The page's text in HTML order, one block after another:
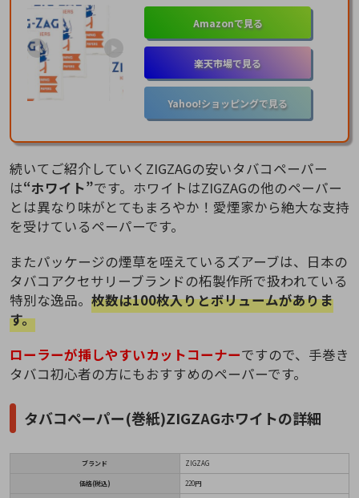
Amazonで見る
楽天市場で見る
Yahoo!ショッピングで見る
続いてご紹介していくZIGZAGの安いタバコペーパー
は“ホワイト”です。ホワイトはZIGZAGの他のペーパー
とは異なり味がとてもまろやか！愛煙家から絶大な支持
を受けているペーパーです。
またパッケージの煙草を咥えているズアーブは、日本の
タバコアクセサリーブランドの柘製作所で扱われている
特別な逸品。 枚数は100枚入りとボリュームがありま
す。
ローラーが挿しやすいカットコーナーですので、手巻き
タバコ初心者の方にもおすすめのペーパーです。
タバコペーパー(巻紙)ZIGZAGホワイトの詳細
ブランド ZIGZAG
価格(税込) 220円